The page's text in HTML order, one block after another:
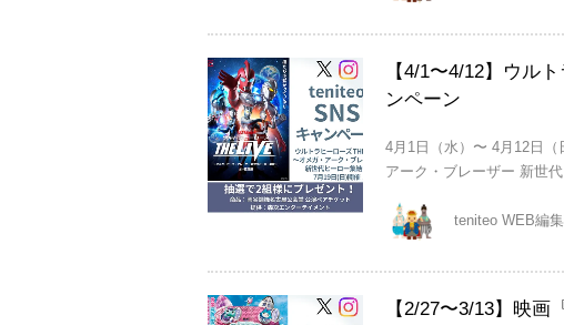
【4/1〜4/12】ウル
ンペーン
4月1日（水）〜 4月12日
アーク・ブレーザー 新世
teniteo WEB編
【2/27〜3/13】映